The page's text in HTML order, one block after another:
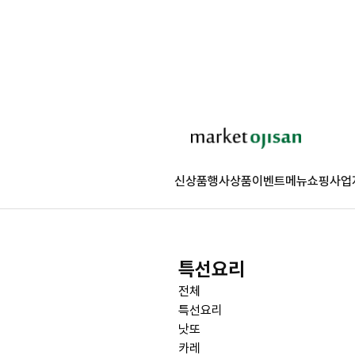
신상품행사상품이벤트메뉴쇼핑사업
특선요리
전체
특선요리
낫또
카레